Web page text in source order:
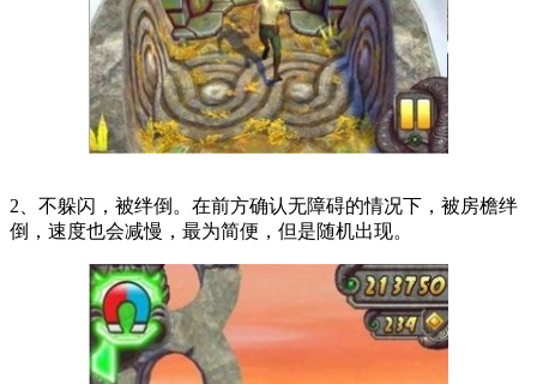
2、不躲闪，被绊倒。在前方确认无障碍的情况下，被房檐绊
倒，速度也会减慢，最为简便，但是随机出现。